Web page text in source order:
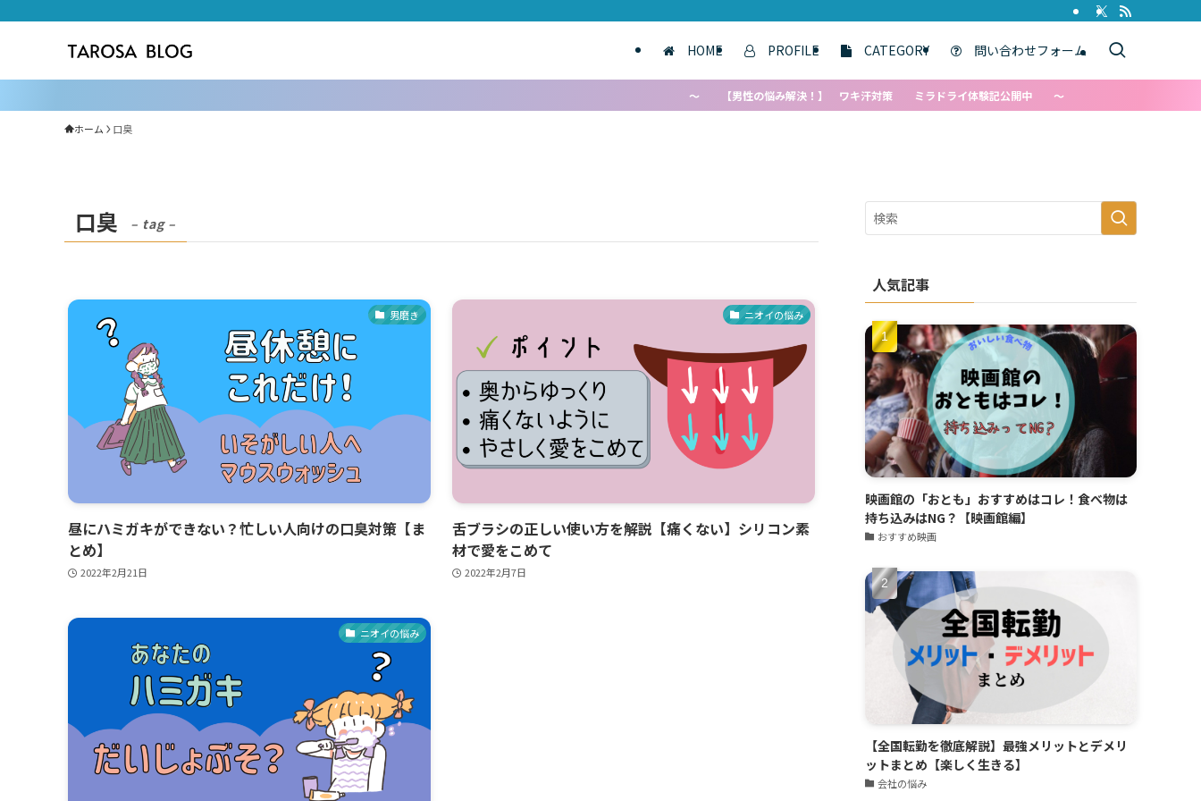
HOME PROFILE CATEGORY 問い合わせフォーム
～ 【男性の悩み解決！】 ワキ汗対策 ミラドライ体験記公開中 ～
ホーム 口臭
口臭 – tag –
男磨き
昼にハミガキができない？忙しい人向けの口臭対策【ま
とめ】
2022年2月21日
ニオイの悩み
舌ブラシの正しい使い方を解説【痛くない】シリコン素
材で愛をこめて
2022年2月7日
ニオイの悩み
人気記事
映画館の「おとも」おすすめはコレ！食べ物は
持ち込みはNG？【映画館編】
おすすめ映画
【全国転勤を徹底解説】最強メリットとデメリ
ットまとめ【楽しく生きる】
会社の悩み